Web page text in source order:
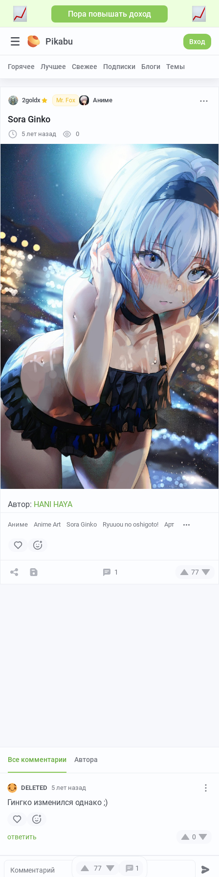
Пора повышать доход
Pikabu Вход
Горячее Лучшее Свежее Подписки Блоги Темы
2goldx Mr. Fox Аниме
Sora Ginko
5 лет назад 0
Автор: HANI HAYA
Аниме Anime Art Sora Ginko Ryuuou no oshigoto! Арт
1 77
77 1
Все комментарии Автора
DELETED 5 лет назад
Гингко изменился однако ;)
0